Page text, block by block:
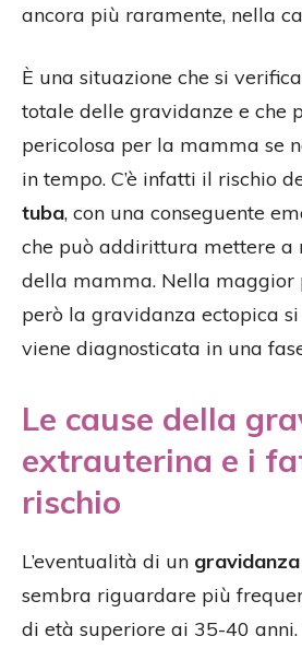
ancora più raramente, nella
È una situazione che si
totale delle gravidanze e che
pericolosa per la mamma se
in tempo. C’è infatti il rischio
tuba, con una conseguente
che può addirittura mettere a
della mamma. Nella maggior
però la gravidanza ectopica
viene diagnosticata in una
Le cause della
extrauterina e i
rischio
L’eventualità di un
sembra riguardare più
di età superiore ai 35-40 anni.